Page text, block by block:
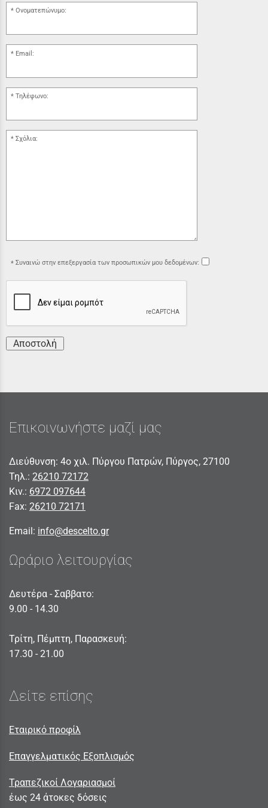
Ονοματεπώνυμο:
Email:
Τηλέφωνο:
Σχόλια:
Συναινώ στην επεξεργασία των προσωπικών μου δεδομένων:
Αποστολή
Επικοινωνήστε μαζί μας
Διεύθυνση: 4ο χιλ. Πύργου Πατρών, Πύργος, 27100
Τηλ.: 26210 72172
Κιν.: 6972 097644
Fax: 26210 72171
Email: info@descelto.gr
Ωράριο λειτουργίας
Δευτέρα - Σαββατο:
9.00 - 14.30
Τρίτη, Πέμπτη, Παρασκευή:
17.30 - 21.00
Δείτε επίσης
Εταιρικό προφίλ
Επαγγελματικός Εξοπλισμός
Τραπεζικοί Λογαριασμοί
έως 24 άτοκες δόσεις